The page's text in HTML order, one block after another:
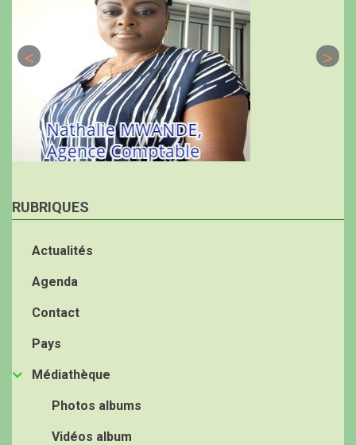
RUBRIQUES
Actualités
Agenda
Contact
Pays
Médiathèque
Photos albums
Vidéos album